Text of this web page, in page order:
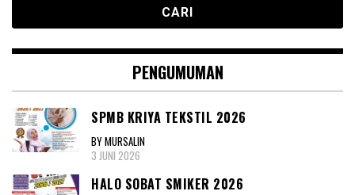
PENGUMUMAN
SPMB KRIYA TEKSTIL 2026
BY MURSALIN
3 JUNI 2026
HALO SOBAT SMIKER 2026